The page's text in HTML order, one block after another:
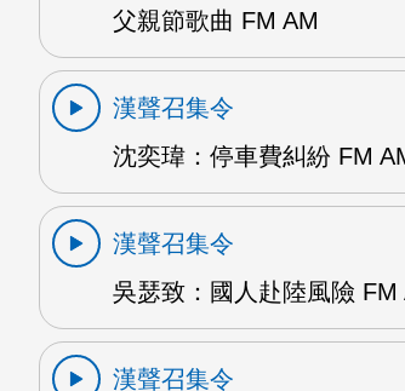
父親節歌曲 FM AM
漢聲召集令
沈奕瑋：停車費糾紛 FM
漢聲召集令
吳瑟致：國人赴陸風險 FM
漢聲召集令